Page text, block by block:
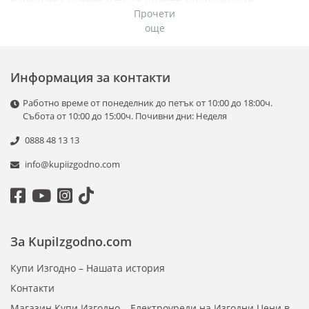
всякакъв вид кухня. Моделите са оборудвани с модерни
технологии като сензорно управление, защита от
температурата, а индукционните предлагат енергийна
ефективност и безопасност.
Съчетавайки практичност, елегантен дизайн и
приготвяне на всякакви ястия. Разгледайте нашия
кухня!
Прочети
още
Информация за контакти
Работно време от понеделник до петък от 10:00 до 18:00ч.
Събота от 10:00 до 15:00ч. Почивни дни: Неделя
0888 48 13 13
info@kupiizgodno.com
За KupiIzgodno.com
Купи Изгодно – Нашата история
Контакти